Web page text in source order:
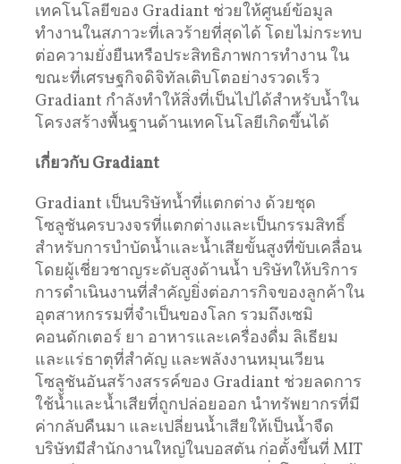
เทคโนโลยีของ Gradiant ช่วยให้ศูนย์ข้อมูล
ทำงานในสภาวะที่เลวร้ายที่สุดได้ โดยไม่กระทบ
ต่อความยั่งยืนหรือประสิทธิภาพการทำงาน ใน
ขณะที่เศรษฐกิจดิจิทัลเติบโตอย่างรวดเร็ว
Gradiant กำลังทำให้สิ่งที่เป็นไปได้สำหรับน้ำใน
โครงสร้างพื้นฐานด้านเทคโนโลยีเกิดขึ้นได้
เกี่ยวกับ Gradiant
Gradiant เป็นบริษัทน้ำที่แตกต่าง ด้วยชุด
โซลูชันครบวงจรที่แตกต่างและเป็นกรรมสิทธิ์
สำหรับการบำบัดน้ำและน้ำเสียขั้นสูงที่ขับเคลื่อน
โดยผู้เชี่ยวชาญระดับสูงด้านน้ำ บริษัทให้บริการ
การดำเนินงานที่สำคัญยิ่งต่อภารกิจของลูกค้าใน
อุตสาหกรรมที่จำเป็นของโลก รวมถึงเซมิ
คอนดักเตอร์ ยา อาหารและเครื่องดื่ม ลิเธียม
และแร่ธาตุที่สำคัญ และพลังงานหมุนเวียน
โซลูชันอันสร้างสรรค์ของ Gradiant ช่วยลดการ
ใช้น้ำและน้ำเสียที่ถูกปล่อยออก นำทรัพยากรที่มี
ค่ากลับคืนมา และเปลี่ยนน้ำเสียให้เป็นน้ำจืด
บริษัทมีสำนักงานใหญ่ในบอสตัน ก่อตั้งขึ้นที่ MIT